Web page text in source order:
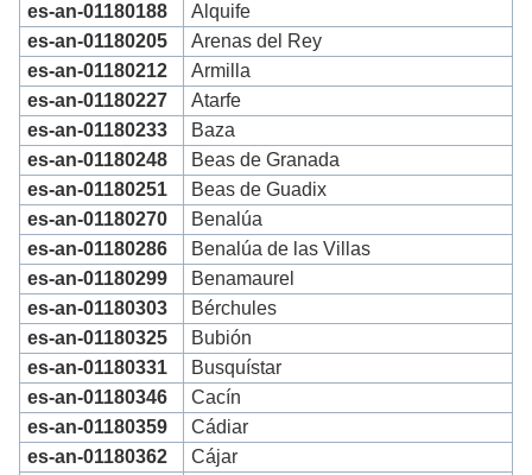
es-an-01180188
Alquife
es-an-01180205
Arenas del Rey
es-an-01180212
Armilla
es-an-01180227
Atarfe
es-an-01180233
Baza
es-an-01180248
Beas de Granada
es-an-01180251
Beas de Guadix
es-an-01180270
Benalúa
es-an-01180286
Benalúa de las Villas
es-an-01180299
Benamaurel
es-an-01180303
Bérchules
es-an-01180325
Bubión
es-an-01180331
Busquístar
es-an-01180346
Cacín
es-an-01180359
Cádiar
es-an-01180362
Cájar